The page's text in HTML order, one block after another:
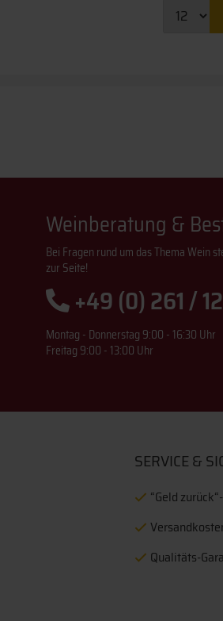
Weinberatung &
Bei Fragen rund um das Thema Wein
zur Seite!
+49 (0) 261 /
Montag - Donnerstag 9:00 - 16:30 Uhr
Freitag 9:00 - 13:00 Uhr
SERVICE &
“Geld
Qualitäts-